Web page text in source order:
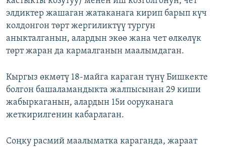
элдиктер жашаган жатаканага кирип барып күч
колдонгон төрт жергиликтүү тургун
аныкталганын, алардын экөө жана чет өлкөлүк
төрт жаран да кармалганын маалымдаган.
Кыргыз өкмөтү 18-майга караган түнү Бишкекте
болгон башаламандыкта жалпысынан 29 киши
жабыркаганын, алардын 15и ооруканага
жеткирилгенин кабарлаган.
Соңку расмий маалыматка караганда, жараат